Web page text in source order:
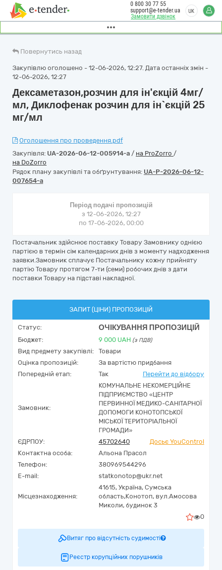
Замовити дзвінок
0 800 30 77 55
support@e-tender.ua
UK
Повернутись назад
Закупівлю оголошено - 12-06-2026, 12:27. Дата останніх змін -
12-06-2026, 12:27
Дексаметазон,розчин для ін'єкцій 4мг/
мл, Диклофенак розчин для ін`єкцій 25
мг/мл
Оголошення про проведення.pdf
Закупівля: UA-2026-06-12-005914-a / на ProZorro /
на DoZorro
Рядок плану закупівлі та обґрунтування: UA-P-2026-06-12-
007654-a
Період подачі пропозицій
з 12-06-2026, 12:27
по 17-06-2026, 00:00
Постачальник здійснює поставку Товару Замовнику однією
партією в термін сім календарних днів з моменту надходження
заявки.Замовник сплачує Постачальнику кожну прийняту
партію Товару протягом 7-ти (семи) робочих днів з дати
поставки Товару на підставі накладної.
ЗАПИТ (ЦІНИ) ПРОПОЗИЦІЙ
Статус: ОЧІКУВАННЯ ПРОПОЗИЦІЙ
Бюджет: 9 000 UAH (з ПДВ)
Вид предмету закупівлі:
Товари
Оцінка пропозицій:
За вартістю придбання
Попередній етап:
Так Перейти до відбору
Замовник:
КОМУНАЛЬНЕ НЕКОМЕРЦІЙНЕ
ПІДПРИЄМСТВО «ЦЕНТР
ПЕРВИННОЇ МЕДИКО-САНІТАРНОЇ
ДОПОМОГИ КОНОТОПСЬКОЇ
МІСЬКОЇ ТЕРИТОРІАЛЬНОЇ
ГРОМАДИ»
ЄДРПОУ:
45702640
Досьє YouControl
Контактна особа:
Альона Прасол
Телефон:
380969544296
E-mail:
statkonotop@ukr.net
Місцезнаходження:
41615, Україна, Сумська
область,Конотоп, вул.Амосова
Миколи, будинок 3
0
Витяг про відсутність судимості
Реєстр корупційних порушників